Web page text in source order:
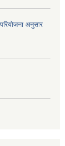
अनुसार